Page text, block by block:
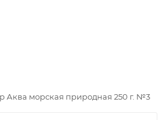
Аква морская природная 250 г. №3